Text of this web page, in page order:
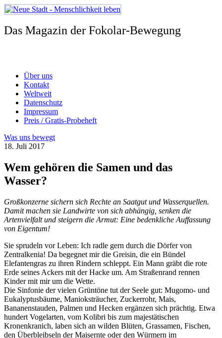
Zum
Inhalt
springen
Das Magazin der Fokolar-Bewegung
Über uns
Kontakt
Weltweit
Datenschutz
Impressum
Preis / Gratis-Probeheft
Was uns bewegt
18. Juli 2017
Wem gehören die Samen und das
Wasser?
Großkonzerne sichern sich Rechte an Saatgut und Wasserquellen.
Damit machen sie Landwirte von sich abhängig, senken die
Artenvielfalt und steigern die Armut: Eine bedenkliche Auffassung
von Eigentum!
Sie sprudeln vor Leben: Ich radle gern durch die Dörfer von
Zentralkenia! Da begegnet mir die Greisin, die ein Bündel
Elefantengras zu ihren Rindern schleppt. Ein Mann gräbt die rote
Erde seines Ackers mit der Hacke um. Am Straßenrand rennen
Kinder mit mir um die Wette.
Die Sinfonie der vielen Grüntöne tut der Seele gut: Mugomo- und
Eukalyptusbäume, Manioksträucher, Zuckerrohr, Mais,
Bananenstauden, Palmen und Hecken ergänzen sich prächtig. Etwa
hundert Vogelarten, vom Kolibri bis zum majestätischen
Kronenkranich, laben sich an wilden Blüten, Grassamen, Fischen,
den Überbleibseln der Maisernte oder den Würmern im